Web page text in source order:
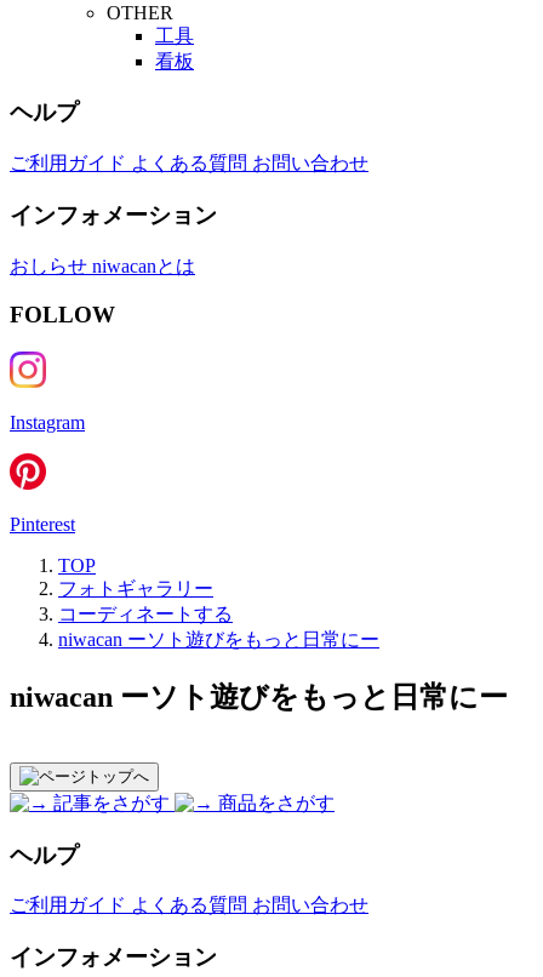
OTHER
工具
看板
ヘルプ
ご利用ガイド よくある質問 お問い合わせ
インフォメーション
おしらせ niwacanとは
FOLLOW
Instagram
Pinterest
TOP
フォトギャラリー
コーディネートする
niwacan ーソト遊びをもっと日常にー
niwacan ーソト遊びをもっと日常にー
記事をさがす 商品をさがす
ヘルプ
ご利用ガイド よくある質問 お問い合わせ
インフォメーション